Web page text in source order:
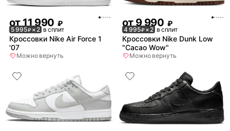
от11 990 ₽
5 995₽× 2 в сплит
Кроссовки Nike Air Force 1
'07
Можно вернуть
от9 990 ₽
4 995₽× 2 в сплит
Кроссовки Nike Dunk Low
"Cacao Wow"
Можно вернуть